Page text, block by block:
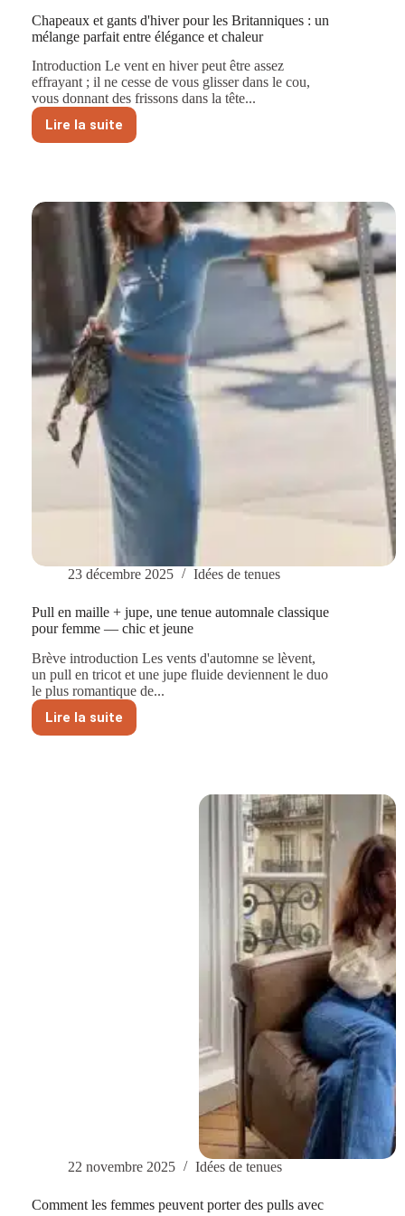
Chapeaux et gants d'hiver pour les Britanniques : un
mélange parfait entre élégance et chaleur
Introduction Le vent en hiver peut être assez
effrayant ; il ne cesse de vous glisser dans le cou,
vous donnant des frissons dans la tête...
Lire la suite
Chapeaux
et
les
Britanniques
mélange
parfait
entre
élégance
et
chaleur
23 décembre 2025 Idées de tenues
Pull en maille + jupe, une tenue automnale classique
pour femme — chic et jeune
Brève introduction Les vents d'automne se lèvent,
un pull en tricot et une jupe fluide deviennent le duo
le plus romantique de...
Lire la suite
Pull
en
22 novembre 2025 Idées de tenues
Comment les femmes peuvent porter des pulls avec